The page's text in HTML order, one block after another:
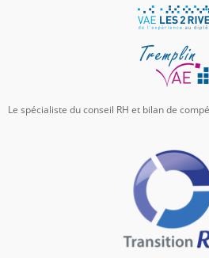
Le spécialiste du conseil RH et bilan de